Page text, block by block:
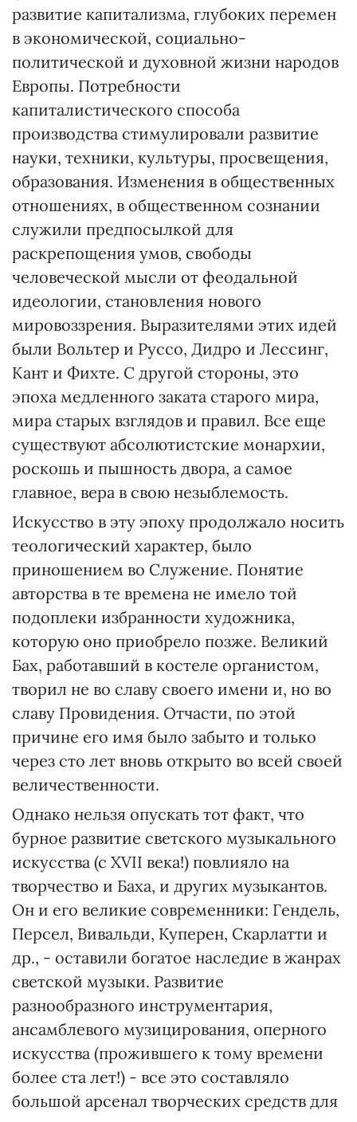
развитие капитализма, глубоких перемен
в экономической, социально-
политической и духовной жизни народов
Европы. Потребности
капиталистического способа
производства стимулировали развитие
науки, техники, культуры, просвещения,
образования. Изменения в общественных
отношениях, в общественном сознании
служили предпосылкой для
раскрепощения умов, свободы
человеческой мысли от феодальной
идеологии, становления нового
мировоззрения. Выразителями этих идей
были Вольтер и Руссо, Дидро и Лессинг,
Кант и Фихте. С другой стороны, это
эпоха медленного заката старого мира,
мира старых взглядов и правил. Все еще
существуют абсолютистские монархии,
роскошь и пышность двора, а самое
главное, вера в свою незыблемость.
Искусство в эту эпоху продолжало носить
теологический характер, было
приношением во Служение. Понятие
авторства в те времена не имело той
подоплеки избранности художника,
которую оно приобрело позже. Великий
Бах, работавший в костеле органистом,
творил не во славу своего имени и, но во
славу Провидения. Отчасти, по этой
причине его имя было забыто и только
через сто лет вновь открыто во всей своей
величественности.
Однако нельзя опускать тот факт, что
бурное развитие светского музыкального
искусства (с XVII века!) повлияло на
творчество и Баха, и других музыкантов.
Он и его великие современники: Гендель,
Персел, Вивальди, Куперен, Скарлатти и
др., - оставили богатое наследие в жанрах
светской музыки. Развитие
разнообразного инструментария,
ансамблевого музицирования, оперного
искусства (прожившего к тому времени
более ста лет!) - все это составляло
большой арсенал творческих средств для